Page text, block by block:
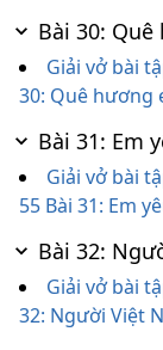
Bài 30:
Giải vở bài
30: Quê hương
Bài 31: Em
Giải vở bài
55 Bài 31: Em
Bài 32:
Giải vở bài
32: Người Việt